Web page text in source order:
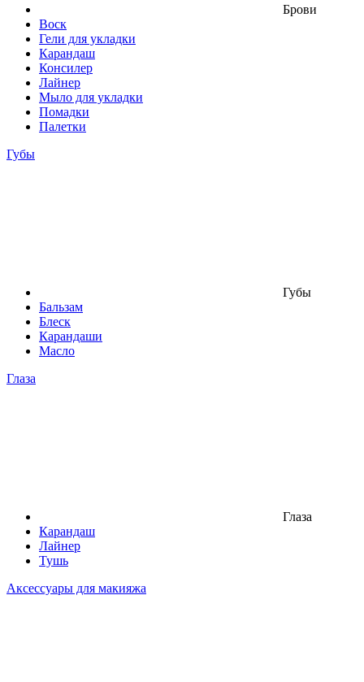
Брови
Воск
Гели для укладки
Карандаш
Консилер
Лайнер
Мыло для укладки
Помадки
Палетки
Губы
Губы
Бальзам
Блеск
Карандаши
Масло
Глаза
Глаза
Карандаш
Лайнер
Тушь
Аксессуары для макияжа